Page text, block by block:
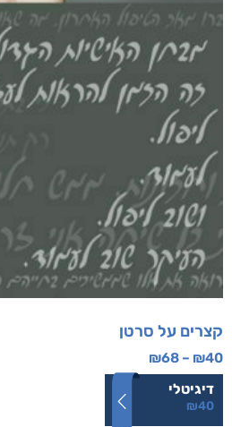
קצרים על סרטן
₪40
–
₪68
דיגיטלי
₪40